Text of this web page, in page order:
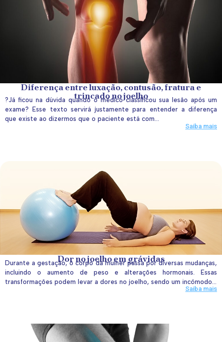
Diferença entre luxação, contusão, fratura e
trincado no joelho
?Já ficou na dúvida quando o médico classificou sua lesão após um
exame? Esse texto servirá justamente para entender a diferença
que existe ao dizermos que o paciente está com...
Saiba mais
Dor no joelho em grávidas
Durante a gestação, o corpo da mulher passa por diversas mudanças,
incluindo o aumento de peso e alterações hormonais. Essas
transformações podem levar a dores no joelho, sendo um incômodo...
Saiba mais